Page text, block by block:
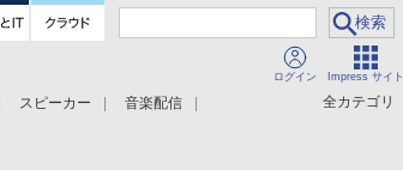
ログイン Impress サイト
全カテゴリ
スピーカー
音楽配信